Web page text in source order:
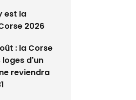
est la
2026
: la Corse
d'un
reviendra